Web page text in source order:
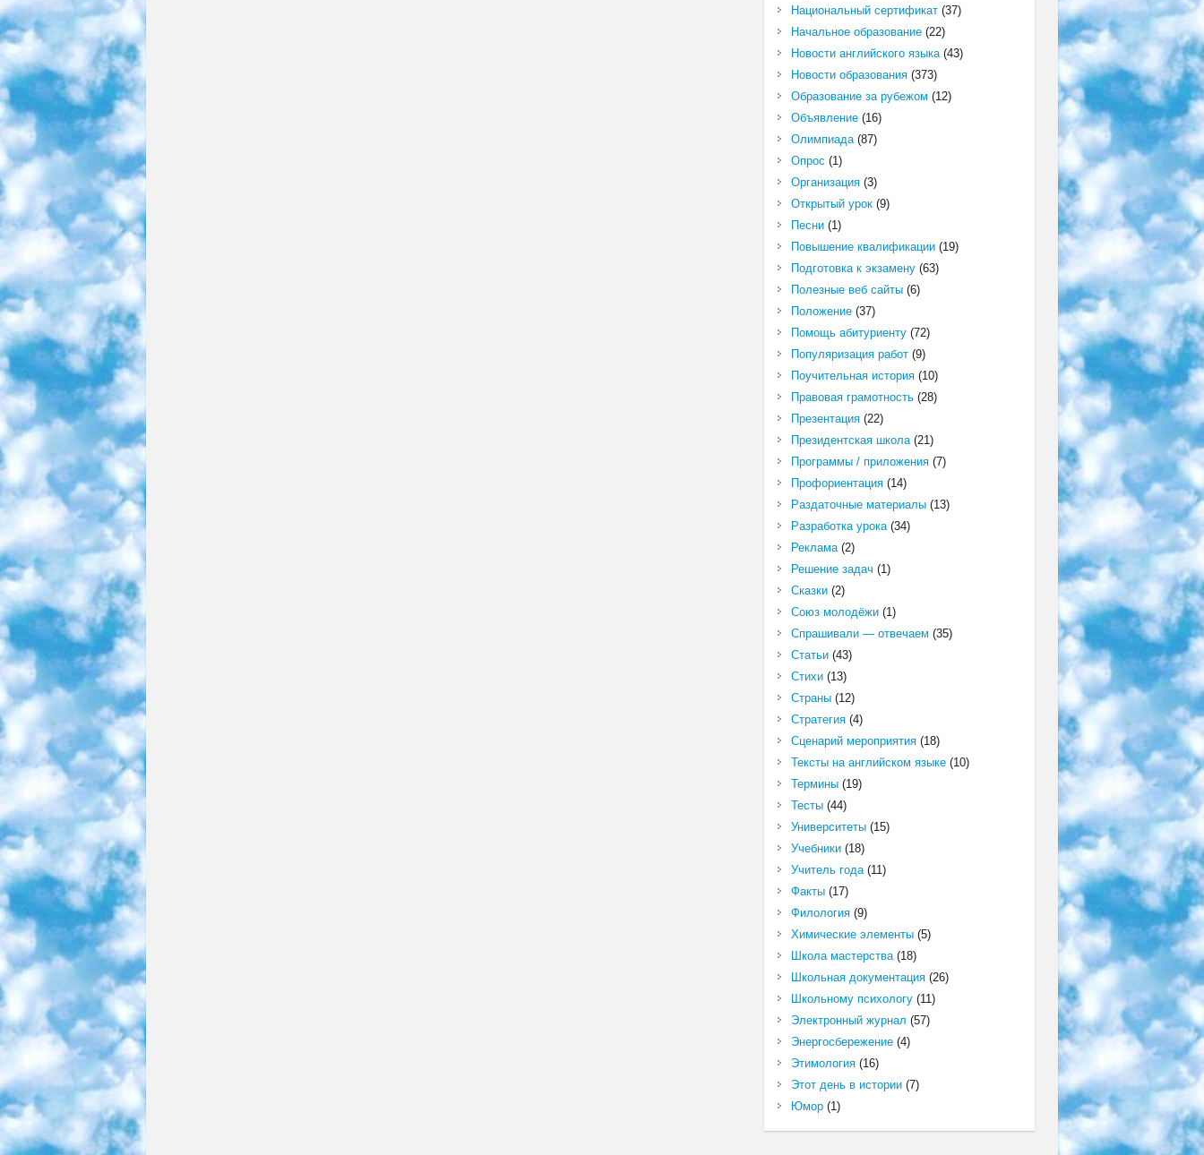
Национальный сертификат(37)
Начальное образование(22)
Новости английского языка(43)
Новости образования(373)
Образование за рубежом (12)
Объявление(16)
Олимпиада(87)
Опрос (1)
Организация(3)
Открытый урок(9)
Песни(1)
Повышение квалификации(19)
Подготовка к экзамену(63)
Полезные веб сайты(6)
Положение(37)
Помощь абитуриенту(72)
Популяризация работ(9)
Поучительная история(10)
Правовая грамотность(28)
Презентация(22)
Президентская школа(21)
Программы / приложения(7)
Профориентация(14)
Раздаточные материалы(13)
Разработка урока(34)
Реклама(2)
Решение задач (1)
Сказки(2)
Союз молодёжи(1)
Спрашивали — отвечаем (35)
Статьи(43)
Стихи(13)
Страны(12)
Стратегия(4)
Сценарий мероприятия(18)
Тексты на английском языке(10)
Термины(19)
Тесты(44)
Университеты(15)
Учебники(18)
Учитель года(11)
Факты(17)
Филология(9)
Химические элементы(5)
Школа мастерства(18)
Школьная документация(26)
Школьному психологу(11)
Электронный журнал (57)
Энергосбережение(4)
Этимология(16)
Этот день в истории(7)
Юмор(1)